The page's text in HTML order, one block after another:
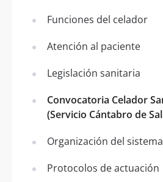
Funciones del celador
Atención al paciente
Legislación sanitaria
Convocatoria Celador
(Servicio Cántabro de
Organización del
Protocolos de actuación